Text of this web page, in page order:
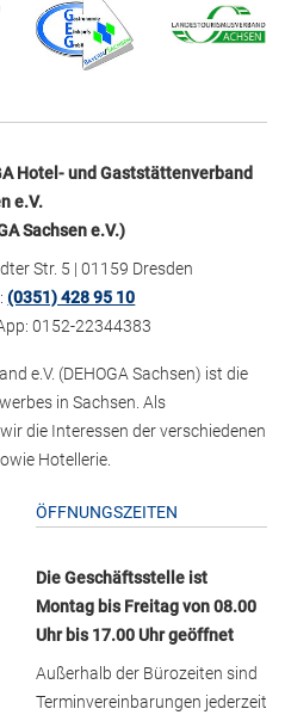
Hotel- und Gaststättenverband
e.V.
Sachsen e.V.)
Str. 5 | 01159 Dresden
(0351) 428 95 10
0152-22344383
e.V. (DEHOGA Sachsen) ist die
in Sachsen. Als
die Interessen der verschiedenen
Hotellerie.
ÖFFNUNGSZEITEN
Die Geschäftsstelle ist
Montag bis Freitag von 08.00
Uhr bis 17.00 Uhr geöffnet
Außerhalb der Bürozeiten sind
Terminvereinbarungen jederzeit